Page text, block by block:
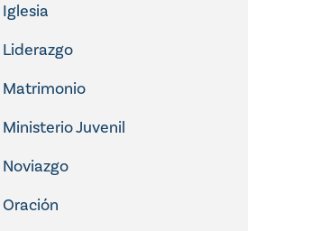
Iglesia
Liderazgo
Matrimonio
Ministerio Juvenil
Noviazgo
Oración